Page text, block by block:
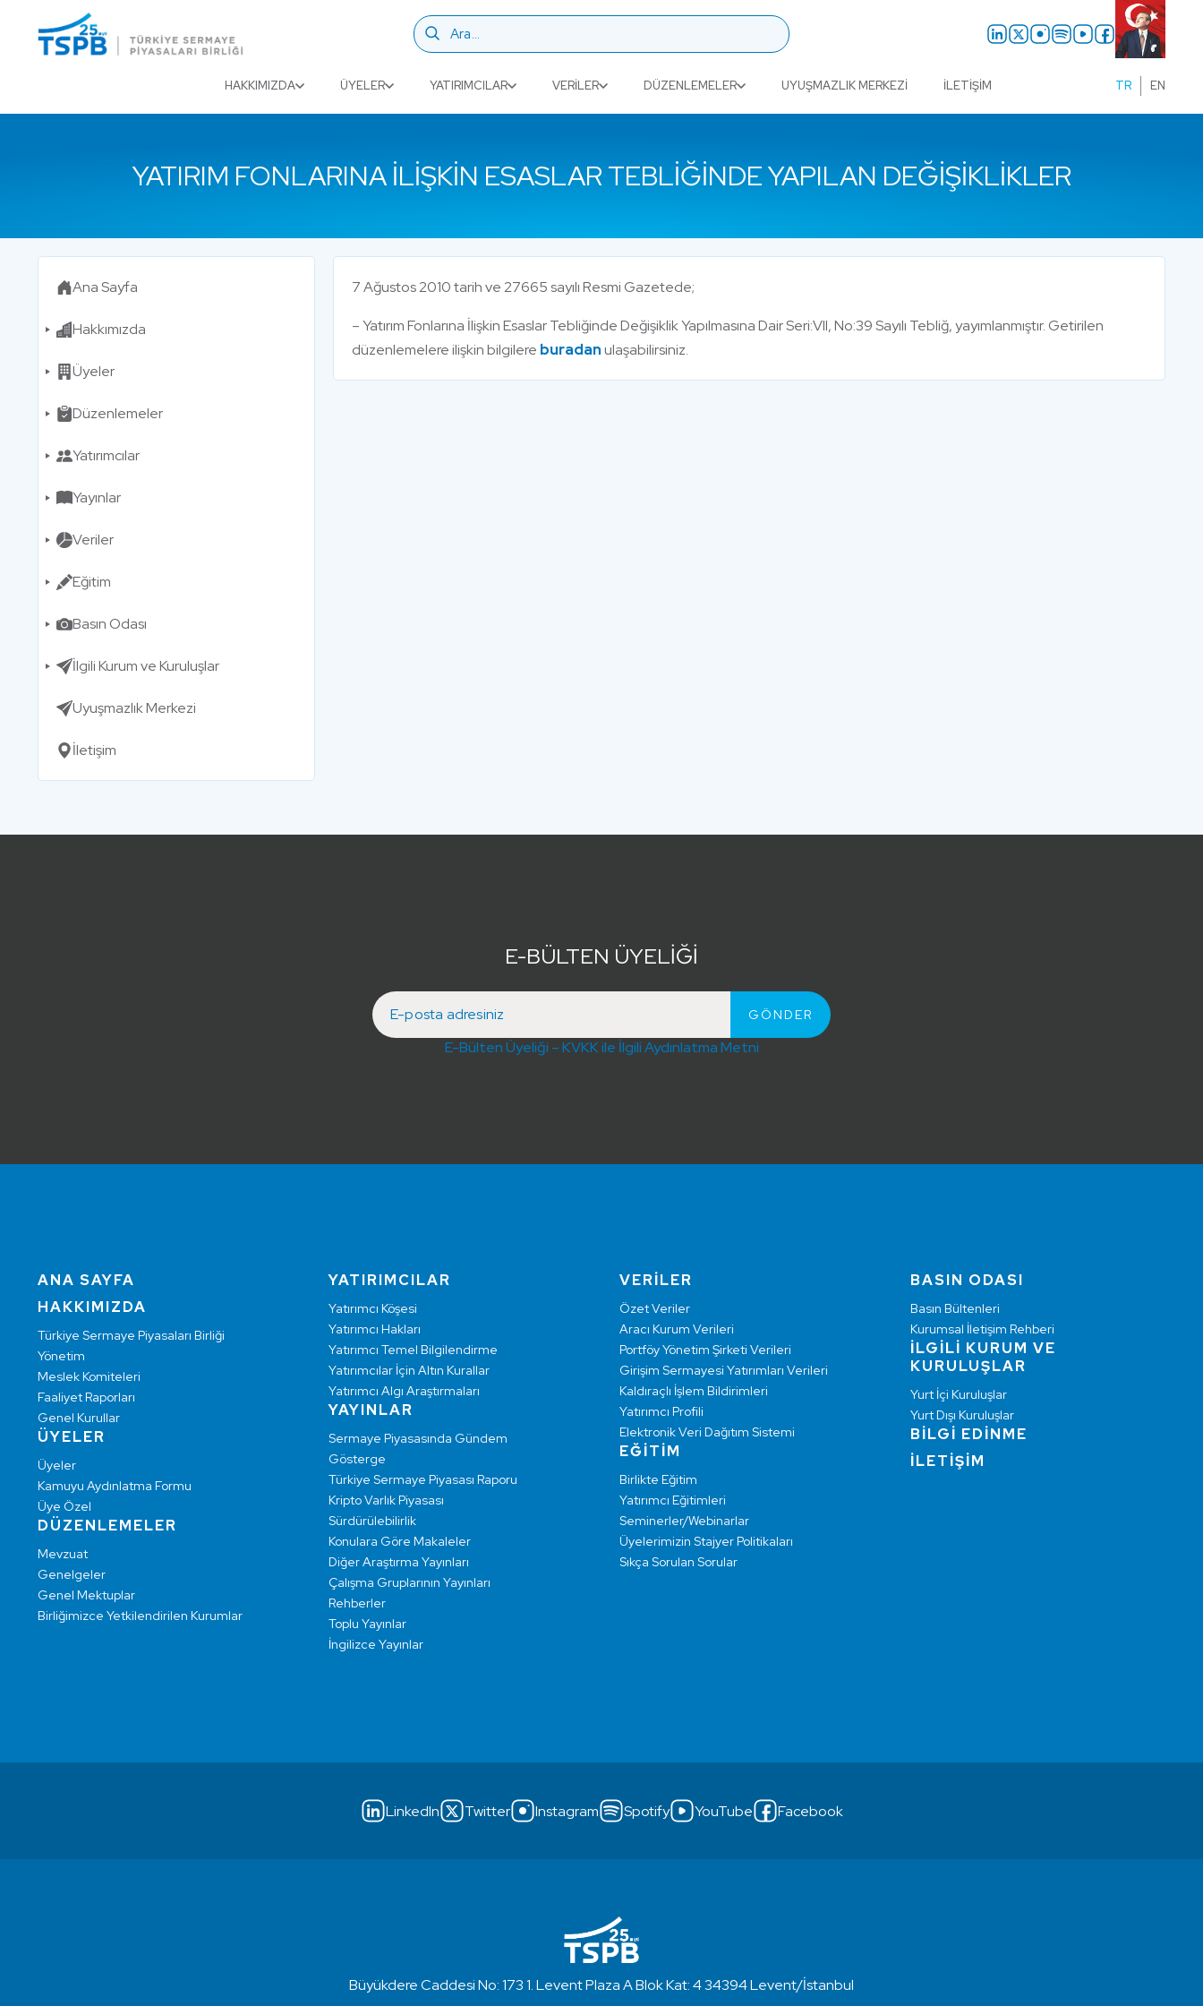
HAKKIMIZDA ÜYELER YATIRIMCILAR VERILER DÜZENLEMELER UYUŞMAZLIK MERKEZI İLETIŞIM TR EN
YATIRIM FONLARINA İLIŞKIN ESASLAR TEBLIĞINDE YAPILAN DEĞIŞIKLIKLER
Ana Sayfa
Hakkımızda
Üyeler
Düzenlemeler
Yatırımcılar
Yayınlar
Veriler
Eğitim
Basın Odası
İlgili Kurum ve Kuruluşlar
Uyuşmazlık Merkezi
İletişim
7 Ağustos 2010 tarih ve 27665 sayılı Resmi Gazetede;
– Yatırım Fonlarına İlişkin Esaslar Tebliğinde Değişiklik Yapılmasına Dair Seri:VII, No:39 Sayılı Tebliğ, yayımlanmıştır. Getirilen
düzenlemelere ilişkin bilgilere buradanulaşabilirsiniz.
E-BÜLTEN ÜYELİĞİ
E-Bülten Üyeliği – KVKK ile İlgili Aydınlatma Metni
ANA SAYFA
HAKKIMIZDA
Türkiye Sermaye Piyasaları Birliği
Yönetim
Meslek Komiteleri
Faaliyet Raporları
Genel Kurullar
ÜYELER
Üyeler
Kamuyu Aydınlatma Formu
Üye Özel
DÜZENLEMELER
Mevzuat
Genelgeler
Genel Mektuplar
Birliğimizce Yetkilendirilen Kurumlar
YATIRIMCILAR
Yatırımcı Köşesi
Yatırımcı Hakları
Yatırımcı Temel Bilgilendirme
Yatırımcılar İçin Altın Kurallar
Yatırımcı Algı Araştırmaları
YAYINLAR
Sermaye Piyasasında Gündem
Gösterge
Türkiye Sermaye Piyasası Raporu
Kripto Varlık Piyasası
Sürdürülebilirlik
Konulara Göre Makaleler
Diğer Araştırma Yayınları
Çalışma Gruplarının Yayınları
Rehberler
Toplu Yayınlar
İngilizce Yayınlar
VERİLER
Özet Veriler
Aracı Kurum Verileri
Portföy Yönetim Şirketi Verileri
Girişim Sermayesi Yatırımları Verileri
Kaldıraçlı İşlem Bildirimleri
Yatırımcı Profili
Elektronik Veri Dağıtım Sistemi
EĞİTİM
Birlikte Eğitim
Yatırımcı Eğitimleri
Seminerler/Webinarlar
Üyelerimizin Stajyer Politikaları
Sıkça Sorulan Sorular
BASIN ODASI
Basın Bültenleri
Kurumsal İletişim Rehberi
İLGİLİ KURUM VE
KURULUŞLAR
Yurt İçi Kuruluşlar
Yurt Dışı Kuruluşlar
BİLGİ EDİNME
İLETİŞİM
LinkedIn Twitter Instagram Spotify YouTube Facebook
Büyükdere Caddesi No: 173 1. Levent Plaza A Blok Kat: 4 34394 Levent/İstanbul